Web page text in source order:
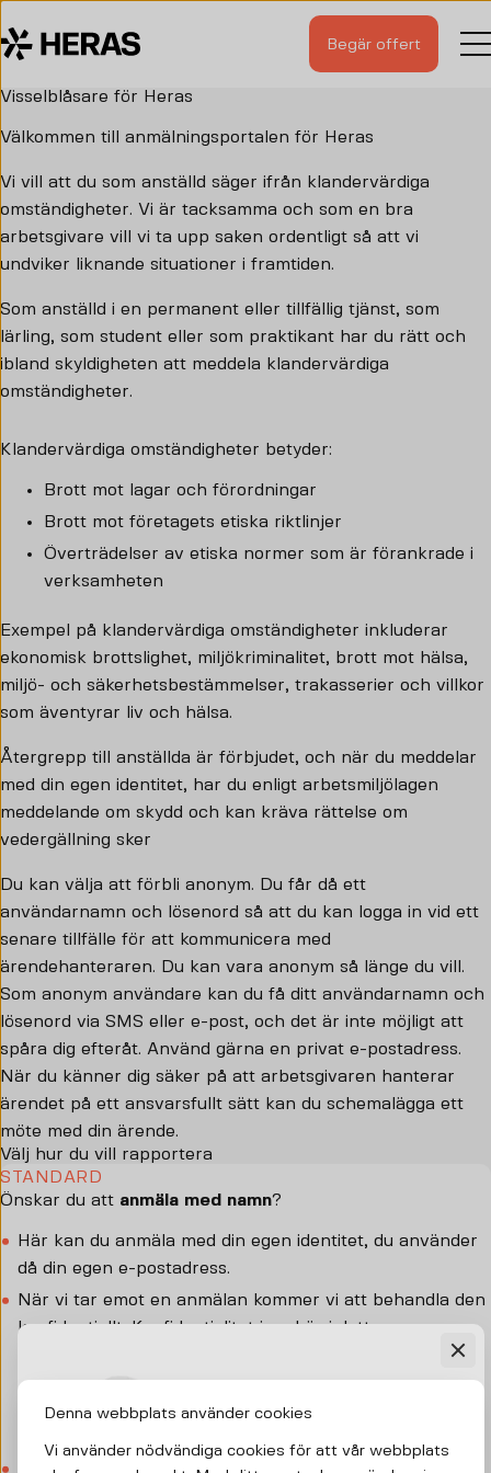
Begär offert
Visselblåsare för Heras
Välkommen till anmälningsportalen för Heras
Vi vill att du som anställd säger ifrån klandervärdiga
omständigheter. Vi är tacksamma och som en bra
arbetsgivare vill vi ta upp saken ordentligt så att vi
undviker liknande situationer i framtiden.
Som anställd i en permanent eller tillfällig tjänst, som
lärling, som student eller som praktikant har du rätt och
ibland skyldigheten att meddela klandervärdiga
omständigheter.
Klandervärdiga omständigheter betyder:
Brott mot lagar och förordningar
Brott mot företagets etiska riktlinjer
Överträdelser av etiska normer som är förankrade i
verksamheten
Exempel på klandervärdiga omständigheter inkluderar
ekonomisk brottslighet, miljökriminalitet, brott mot hälsa,
miljö- och säkerhetsbestämmelser, trakasserier och villkor
som äventyrar liv och hälsa.
Återgrepp till anställda är förbjudet, och när du meddelar
med din egen identitet, har du enligt arbetsmiljölagen
meddelande om skydd och kan kräva rättelse om
vedergällning sker
Du kan välja att förbli anonym. Du får då ett
användarnamn och lösenord så att du kan logga in vid ett
senare tillfälle för att kommunicera med
ärendehanteraren. Du kan vara anonym så länge du vill.
Som anonym användare kan du få ditt användarnamn och
lösenord via SMS eller e-post, och det är inte möjligt att
spåra dig efteråt. Använd gärna en privat e-postadress.
När du känner dig säker på att arbetsgivaren hanterar
ärendet på ett ansvarsfullt sätt kan du schemalägga ett
möte med din ärende.
Välj hur du vill rapportera
STANDARD
Önskar du att anmäla med namn?
Här kan du anmäla med din egen identitet, du använder
då din egen e-postadress.
När vi tar emot en anmälan kommer vi att behandla den
konfidentiellt. Konfidentialitet innebär i detta
sammanhang att identiteten på den som anmäler och
den eller de som eventuellt anmäls inte kommer att
göras känd för fler personer än vad som är nödvändigt
Du kommer att få användarnamn och lösenord för
Denna webbplats använder cookies
Vi använder nödvändiga cookies för att vår webbplats